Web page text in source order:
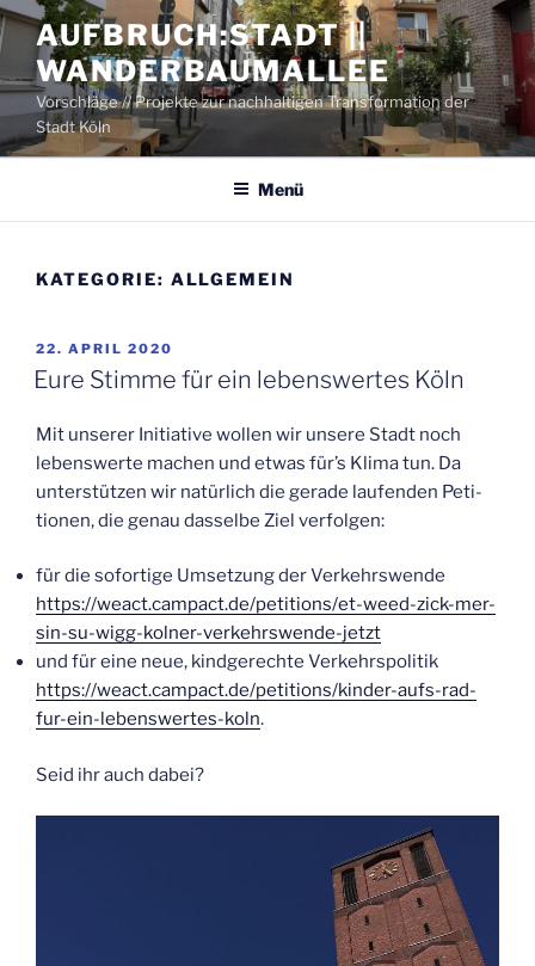
Zum
Inhalt
springen
AUFBRUCH:STADT ||
WANDERBAUMALLEE
Vorschläge // Projekte zur nachhaltigen Transformation der
Stadt Köln
Menü
KATEGORIE: ALLGEMEIN
VERÖFFENTLICHT
AM
22. APRIL 2020
Eure Stim­me für ein lebens­wer­tes Köln
Mit unse­rer Initia­ti­ve wol­len wir unse­re Stadt noch
lebens­wer­te machen und etwas für’s Kli­ma tun. Da
unter­stüt­zen wir natür­lich die gera­de lau­fen­den Peti­
tio­nen, die genau das­sel­be Ziel verfolgen:
für die sofor­ti­ge Umset­zung der Verkehrswende
https://weact.campact.de/petitions/et-weed-zick-mer-
sin-su-wigg-kolner-verkehrswende-jetzt
und für eine neue, kind­ge­rech­te Ver­kehrs­po­li­tik
https://weact.campact.de/petitions/kinder-aufs-rad-
fur-ein-lebenswertes-koln.
Seid ihr auch dabei?